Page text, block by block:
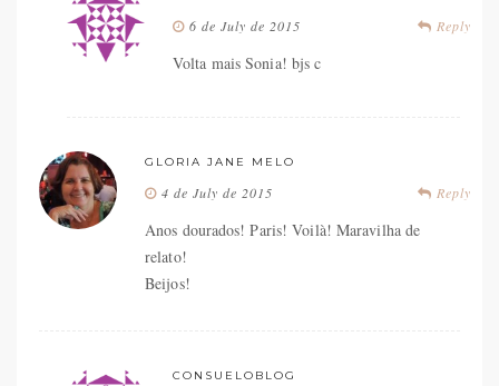
Reply
6 de July de 2015
Volta mais Sonia! bjs c
GLORIA JANE MELO
Reply
4 de July de 2015
Anos dourados! Paris! Voilà! Maravilha de
relato!
Beijos!
CONSUELOBLOG